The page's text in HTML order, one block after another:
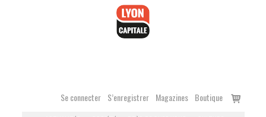
Se connecter S’enregistrer Magazines Boutique
Voir